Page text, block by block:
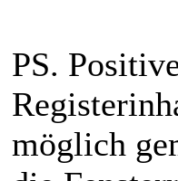
PS.
möglich